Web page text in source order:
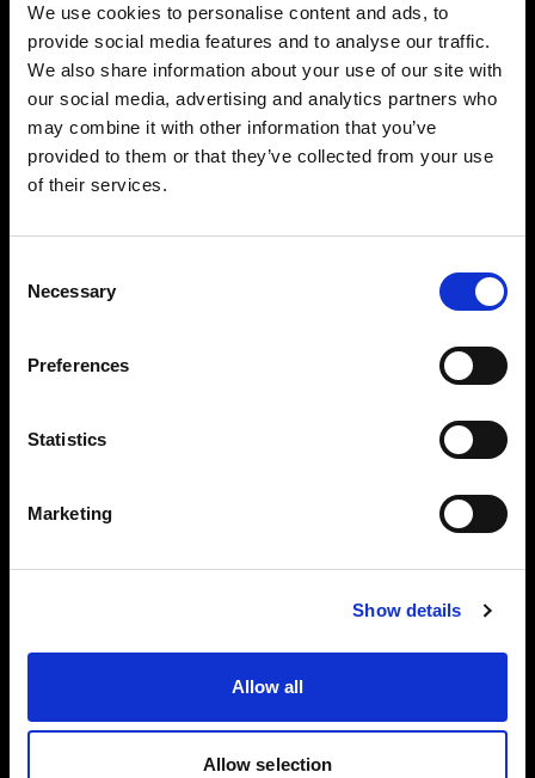
We use cookies to personalise content and ads, to
provide social media features and to analyse our traffic.
We also share information about your use of our site with
our social media, advertising and analytics partners who
may combine it with other information that you’ve
provided to them or that they’ve collected from your use
of their services.
Selection
Necessary
Preferences
Statistics
Marketing
Show details
Allow all
Allow selection
Photos sur mannequin
Profoto StyleShoots Vertical permet d’obtenir
aisément et rapidement des images uniformes,
sans arrière-plan. Pour les marques en quête de
liberté créative, notre solution personnalisable
offre des possibilités inégalées de façonnage de
la lumière pour créer des images qui sortent du
Conçues pour répondre aux exigences
dynamiques du e-commerce dans le secteur de
aident à capter des images de produits de haute
qualité qui stimulent les conversions. Choisissez